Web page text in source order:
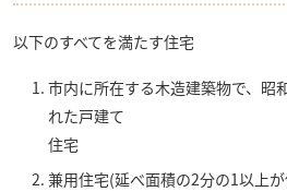
以下のすべてを満たす住宅
市内に所在する木造建築物で、昭
れた戸建て
住宅
兼用住宅(延べ面積の2分の1以上